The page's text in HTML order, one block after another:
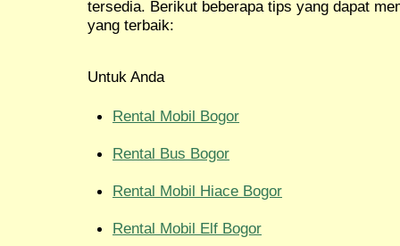
tersedia. Berikut beberapa tips yang dapat
yang terbaik:
Untuk Anda
Rental Mobil Bogor
Rental Bus Bogor
Rental Mobil Hiace Bogor
Rental Mobil Elf Bogor